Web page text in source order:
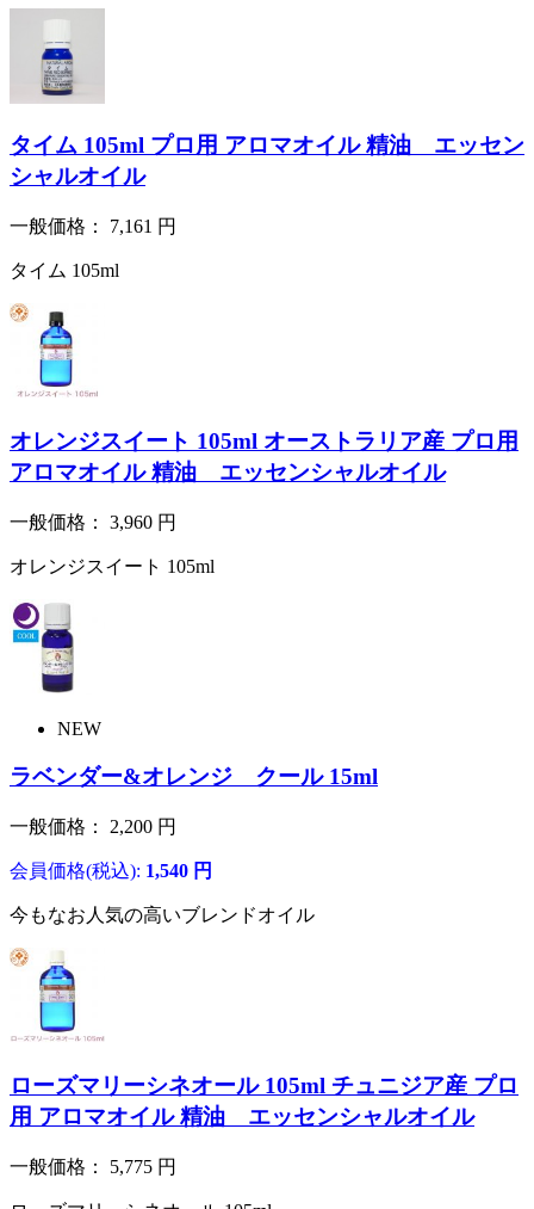
タイム 105ml プロ用 アロマオイル 精油 エッセン
シャルオイル
一般価格： 7,161 円
タイム 105ml
オレンジスイート 105ml オーストラリア産 プロ用
アロマオイル 精油 エッセンシャルオイル
一般価格： 3,960 円
オレンジスイート 105ml
NEW
ラベンダー&オレンジ クール 15ml
一般価格： 2,200 円
会員価格(税込): 1,540 円
今もなお人気の高いブレンドオイル
ローズマリーシネオール 105ml チュニジア産 プロ
用 アロマオイル 精油 エッセンシャルオイル
一般価格： 5,775 円